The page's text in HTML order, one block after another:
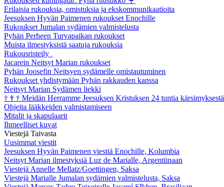
Erilaisia rukouksia, omistuksia ja ekskommunikaatioita
Jeesuksen Hyvän Paimenen rukoukset Enochille
Rukoukset Jumalan sydämien valmistelusta
Pyhän Perheen Turvapaikan rukoukset
Muista ilmestyksistä saatuja rukouksia
Rukousristeily
Jacarein Neitsyt Marian rukoukset
Pyhän Joosefin Neitsyen sydämelle omistautuminen
Rukoukset yhdistymään Pyhän rakkauden kanssa
Neitsyt Marian Sydämen liekki
† † † Meidän Herramme Jeesuksen Kristuksen 24 tuntia kärsimyksestä
Ohjeita lääkkeiden valmistamiseen
Mitalit ja skapulaarit
Ihmeelliset kuvat
Viestejä Taivasta
Uusimmat viestit
Jeesuksen Hyvän Paimenen viestiä Enochille, Kolumbia
Neitsyt Marian ilmestyksiä Luz de Marialle, Argentiinaan
Viestejä Annelle Mellatz/Goettingen, Saksa
Viestejä Marialle Jumalan sydämien valmistelusta, Saksa